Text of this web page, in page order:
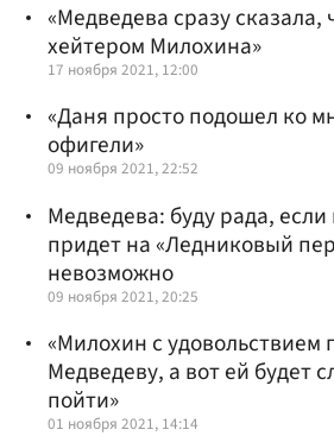
«Медведева сразу сказала,
хейтером Милохина»
17 ноября 2021, 12:00
«Даня просто подошел ко
офигели»
09 ноября 2021, 22:52
Медведева: буду рада,
придет на «Ледниковый
невозможно
09 ноября 2021, 20:25
«Милохин с удовольствием
Медведеву, а вот ей будет
пойти»
01 ноября 2021, 14:14